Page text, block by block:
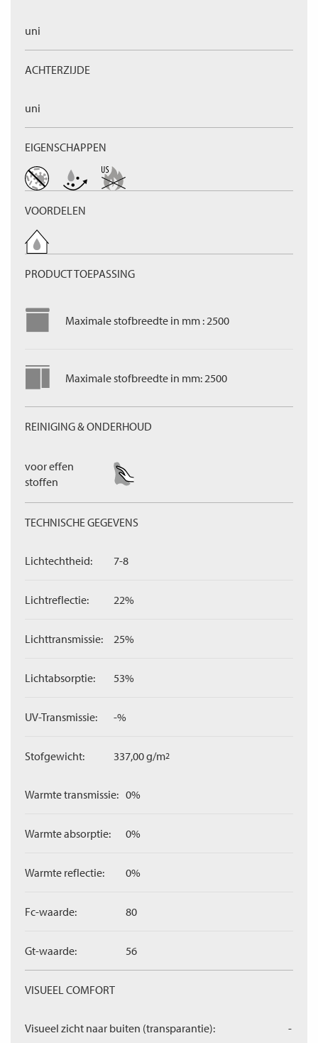
uni
ACHTERZIJDE
uni
EIGENSCHAPPEN
VOORDELEN
PRODUCT TOEPASSING
Maximale stofbreedte in mm : 2500
Maximale stofbreedte in mm: 2500
REINIGING & ONDERHOUD
voor effen
stoffen
TECHNISCHE GEGEVENS
Lichtechtheid: 7-8
Lichtreflectie: 22%
Lichttransmissie: 25%
Lichtabsorptie: 53%
UV-Transmissie: -%
Stofgewicht: 337,00 g/m2
Warmte transmissie: 0%
Warmte absorptie: 0%
Warmte reflectie: 0%
Fc-waarde: 80
Gt-waarde: 56
VISUEEL COMFORT
Visueel zicht naar buiten (transparantie): -